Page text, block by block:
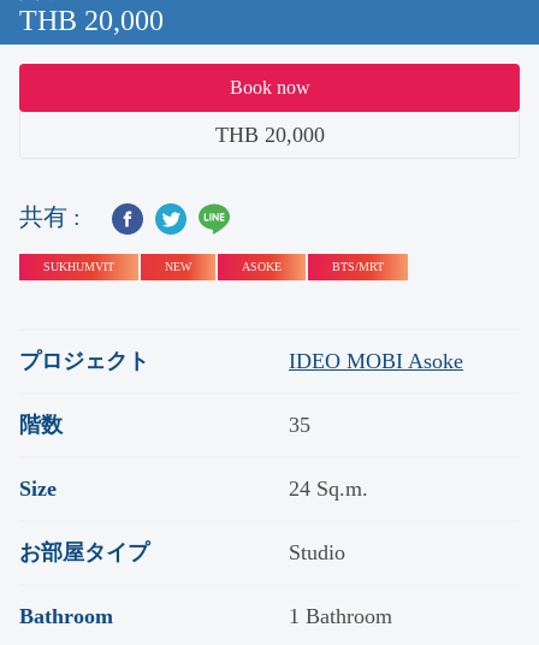
THB 20,000
Book now
THB 20,000
SUKHUMVIT NEW ASOKE BTS/MRT
共有 :
プロジェクト IDEO MOBI Asoke
階数 35
Size 24 Sq.m.
お部屋タイプ Studio
Bathroom 1 Bathroom